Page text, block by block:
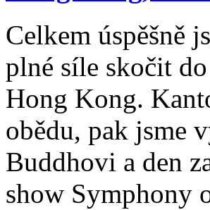
Celkem úspěšně
plné síle skočit
Hong Kong.
obědu, pak jsme
Buddhovi a den
show Symphony